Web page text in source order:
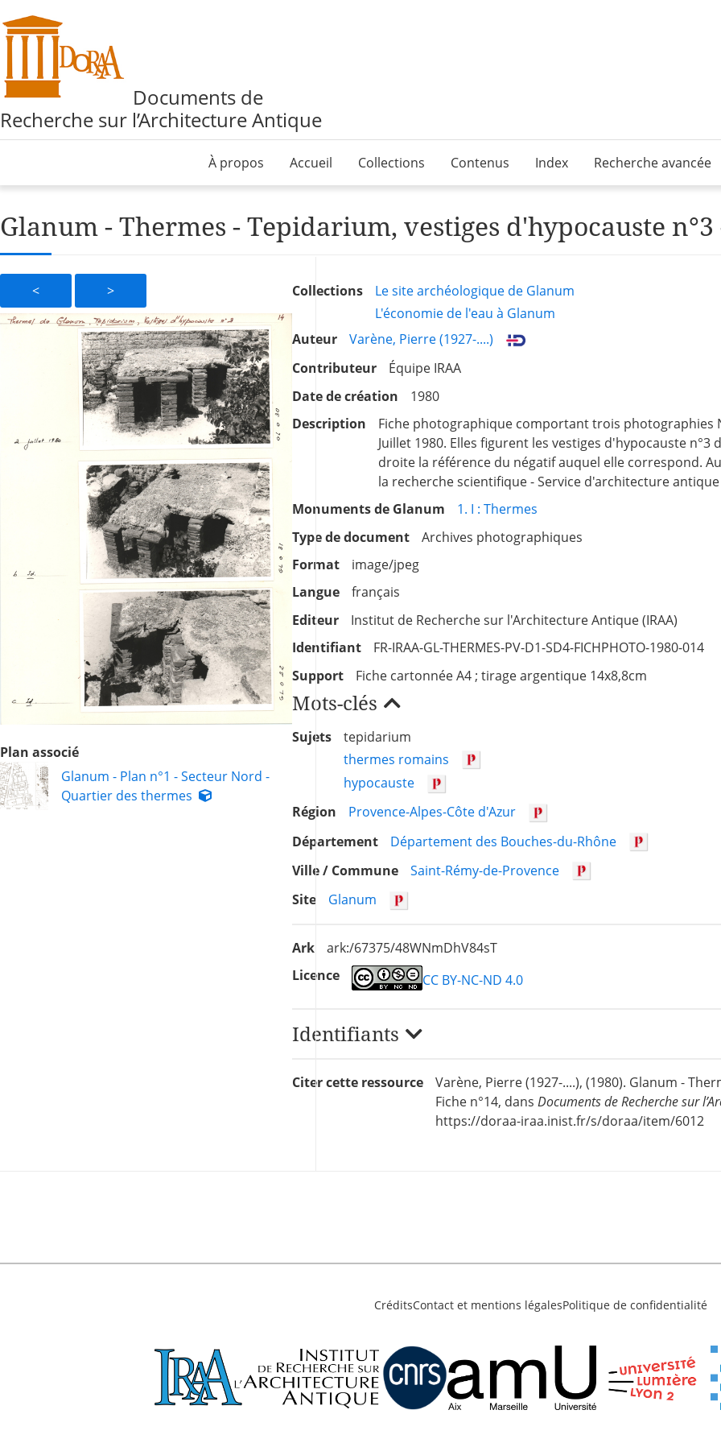
Documents de
Recherche sur l’Architecture Antique
À propos Accueil Collections Contenus Index Recherche avancée
Glanum - Thermes - Tepidarium, vestiges d'hypocauste n°3
< >
Plan associé
Glanum - Plan n°1 - Secteur Nord -
Quartier des thermes
Collections
Le site archéologique de Glanum
L'économie de l'eau à Glanum
Auteur
Varène, Pierre (1927-....)
Contributeur
Équipe IRAA
Date de création
1980
Description
Fiche photographique comportant trois photographies
Juillet 1980. Elles figurent les vestiges d'hypocauste
droite la référence du négatif auquel elle correspond.
la recherche scientifique - Service d'architecture
Monuments de Glanum
1. I : Thermes
Type de document
Archives photographiques
Format
image/jpeg
Langue
français
Editeur
Institut de Recherche sur l'Architecture Antique (IRAA)
Identifiant
FR-IRAA-GL-THERMES-PV-D1-SD4-FICHPHOTO-1980-014
Support
Fiche cartonnée A4 ; tirage argentique 14x8,8cm
Mots-clés
Sujets
tepidarium
thermes romains
hypocauste
Région
Provence-Alpes-Côte d'Azur
Département
Département des Bouches-du-Rhône
Ville / Commune
Saint-Rémy-de-Provence
Site
Glanum
Ark
ark:/67375/48WNmDhV84sT
Licence
CC BY-NC-ND 4.0
Identifiants
Citer cette ressource
Varène, Pierre (1927-....), (1980). Glanum -
Fiche n°14, dans Documents de Recherche sur
https://doraa-iraa.inist.fr/s/doraa/item/6012
CréditsContact et mentions légalesPolitique de confidentialité